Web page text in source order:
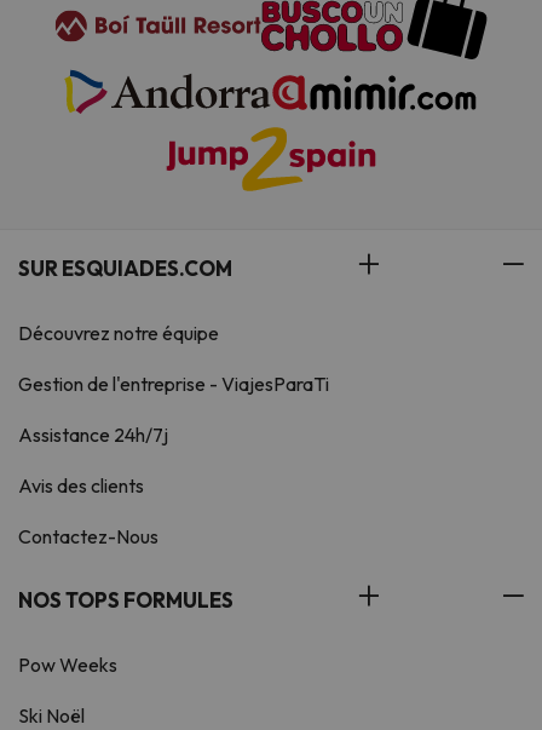
SUR ESQUIADES.COM
Découvrez notre équipe
Gestion de l'entreprise - ViajesParaTi
Assistance 24h/7j
Avis des clients
Contactez-Nous
NOS TOPS FORMULES
Pow Weeks
Ski Noël